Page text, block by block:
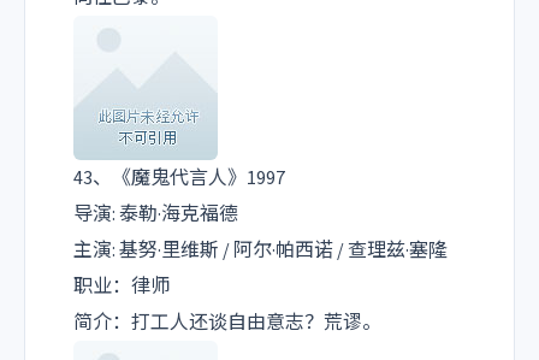
43、《魔鬼代言人》1997
导演: 泰勒·海克福德
主演: 基努·里维斯 / 阿尔·帕西诺 / 查理兹·塞隆
职业：律师
简介：打工人还谈自由意志？荒谬。